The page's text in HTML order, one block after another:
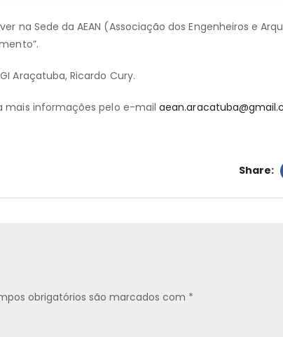
na Sede da AEAN (Associação dos Engenheiros e
Araçatuba, Ricardo Cury.
mais informações pelo e-mail
Share:
obrigatórios são marcados com *